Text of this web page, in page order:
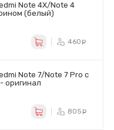
Note 4X/Note 4
(белый)
460
Note 7/Note 7 Pro с
оригинал
805